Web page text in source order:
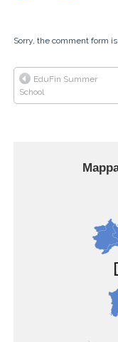
Sorry, the comment form
EduFin Summer
School